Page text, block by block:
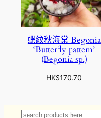
蝶紋秋海棠 Begonia
‘Butterfly pattern’
(Begonia sp.)
HK$170.70
Search